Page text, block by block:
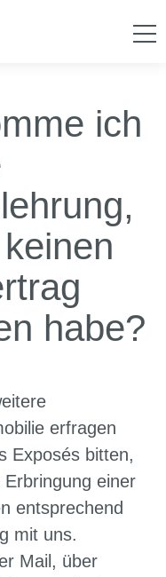
ich
habe?
erfragen
Exposés bitten,
einer
entsprechend
mit uns.
Mail, über